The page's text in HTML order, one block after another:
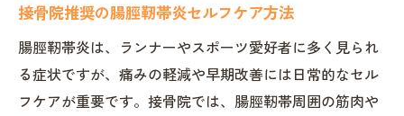
接骨院推奨の腸脛靭帯炎セルフケア方法
腸脛靭帯炎は、ランナーやスポーツ愛好者に多く見られ
る症状ですが、痛みの軽減や早期改善には日常的なセル
フケアが重要です。接骨院では、腸脛靭帯周囲の筋肉や